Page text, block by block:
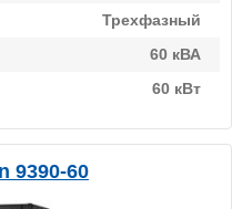
Трехфазный
60 кВА
60 кВт
9390-60